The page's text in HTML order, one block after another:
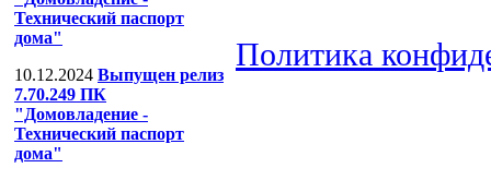
Технический паспорт
дома"
10.12.2024 Выпущен релиз
7.70.249 ПК
"Домовладение -
Технический паспорт
дома"
Политика